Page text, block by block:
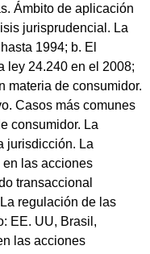
Ámbito de aplicación
jurisprudencial. La
1994; b. El
ley 24.240 en el 2008;
materia de consumidor.
Casos más comunes
consumidor. La
jurisdicción. La
las acciones
transaccional
regulación de las
EE. UU, Brasil,
las acciones